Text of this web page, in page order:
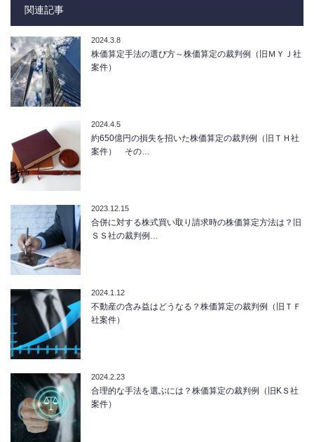
関連記事
2024.3.8
株価算定手法の選び方～株価算定の裁判例（旧ＭＹＪ社
案件）
2024.4.5
約650億円の損失を招いた株価算定の裁判例（旧ＴＨ社
案件） その…
2023.12.15
合併に対する株式買い取り請求時の株価算定方法は？旧
ＳＳ社の裁判例…
2024.1.12
不動産の含み益はどうなる？株価算定の裁判例（旧ＴＦ
社案件）
2024.2.23
合理的な手法を選ぶには？株価算定の裁判例（旧KＳ社
案件）